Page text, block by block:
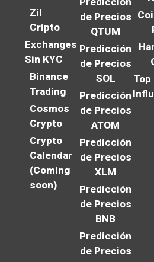
Zil
Cripto
Exchanges
Sin KYC
Binance
Trading
Cosmos
Crypto
Crypto
Calendar
(Coming
soon)
de Precios
QTUM
Predicción
de Precios
SOL
Predicción
de Precios
ATOM
Predicción
de Precios
XLM
Predicción
de Precios
BNB
Predicción
de Precios